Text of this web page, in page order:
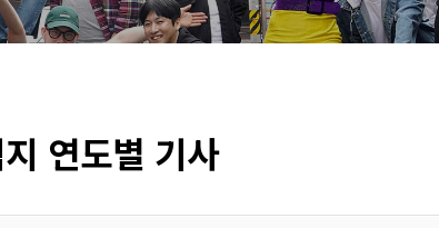
연도별 기사